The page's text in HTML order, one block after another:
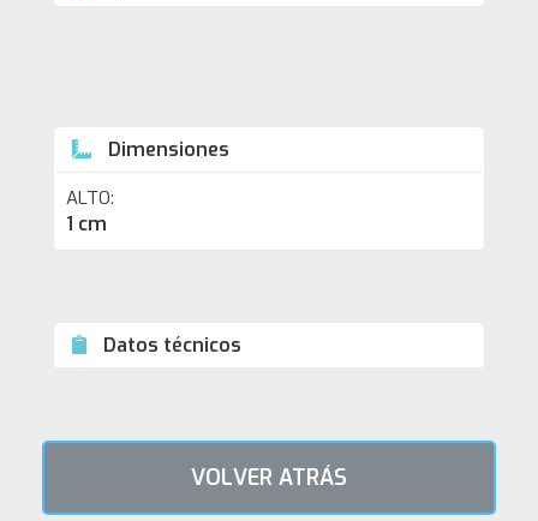
Dimensiones
ALTO:
1 cm
Datos técnicos
VOLVER ATRÁS